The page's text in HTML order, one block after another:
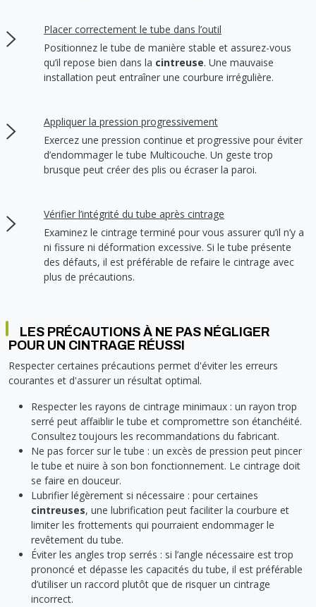
Placer correctement le tube dans l’outil
Positionnez le tube de manière stable et assurez-vous
qu’il repose bien dans la cintreuse. Une mauvaise
installation peut entraîner une courbure irrégulière.
Appliquer la pression progressivement
Exercez une pression continue et progressive pour éviter
d’endommager le tube Multicouche. Un geste trop
brusque peut créer des plis ou écraser la paroi.
Vérifier l’intégrité du tube après cintrage
Examinez le cintrage terminé pour vous assurer qu’il n’y a
ni fissure ni déformation excessive. Si le tube présente
des défauts, il est préférable de refaire le cintrage avec
plus de précautions.
LES PRÉCAUTIONS À NE PAS NÉGLIGER
POUR UN CINTRAGE RÉUSSI
Respecter certaines précautions permet d'éviter les erreurs
courantes et d'assurer un résultat optimal.
Respecter les rayons de cintrage minimaux : un rayon trop
serré peut affaiblir le tube et compromettre son étanchéité.
Consultez toujours les recommandations du fabricant.
Ne pas forcer sur le tube : un excès de pression peut pincer
le tube et nuire à son bon fonctionnement. Le cintrage doit
se faire en douceur.
Lubrifier légèrement si nécessaire : pour certaines
cintreuses, une lubrification peut faciliter la courbure et
limiter les frottements qui pourraient endommager le
revêtement du tube.
Éviter les angles trop serrés : si l’angle nécessaire est trop
prononcé et dépasse les capacités du tube, il est préférable
d’utiliser un raccord plutôt que de risquer un cintrage
incorrect.